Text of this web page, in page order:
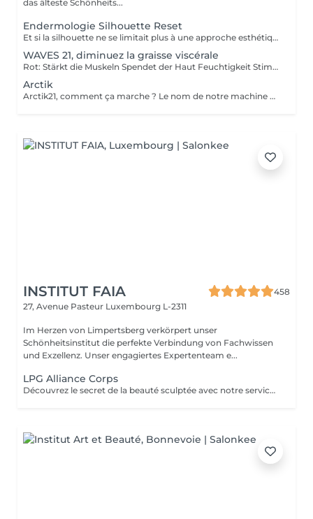
das älteste Schönheits...
Endermologie Silhouette Reset
Et si la silhouette ne se limitait plus à une approche esthétique, mais s'envisageait à travers le prisme du bien-être global ? Avec Silhouette Reset, LPG® dévoile un nouveau soin signature endermologie® qui réinvente les codes de la minceur en intégrant pleinement les interactions corps-esprit. Conçu comme un véritable reset corporel, ce protocole de 55 minutes agit sur les tensions nerveuses, stimule les circulations et accompagne la libération des déséquilibres liés au stress, au sommeil et à la digestion. Dans un contexte où ces facteurs influencent directement l'harmonie corporelle, le soin vise à restaurer un fonctionnement physiologique plus fluide et équilibré. Au cur du protocole, la technologie CELLU M6 INFINITY® s'associe à un modelage manuel expert, créant une synergie entre stimulation mécanique de précision et approche sensorielle. Cette double action permet une prise en charge à la fois ciblée et globale des tissus et des volumes. Fruit de plus de 40 ans d'expertise, Silhouette Reset illustre l'émergence d'une nouvelle esthétique thérapeutique : une minceur qui n'est plus une finalité isolée, mais la conséquence visible d'un mieux-être profond et durable. Disponible exclusivement dans les centres équipés CELLU M6 INFINITY®, le nouveau soin Silhouette Reset est à découvrir dès maintenant.
WAVES 21, diminuez la graisse viscérale
Rot: Stärkt die Muskeln Spendet der Haut Feuchtigkeit Stimuliert die Abwehrkräfte Waves 21 erweitert das Gerätesortiment und vervollständigt die Anwendungsmöglichkeiten. Neben der bekannten Kältebehandlung und den Farbeffekten wurde eine einzigartige Behandlung hinzugefügt. Diese Behandlung arbeitet mit einer vom Körper gut wahrgenommenen Wellenform und speziellen Frequenzen, die mit den vom Körper bei verschiedenen täglichen Aktivitäten abgegebenen Frequenzen synergetisch interagieren. Wohlbefinden stellt sich daher nicht nur physisch im Bereich der Schönheitsprobleme ein, sondern auch energetisch, mit einem starken Gefühl der inneren Wiederherstellung des Gleichgewichts, das alle Körperfunktionen Tag für Tag verbessert und stärkt. Die kombinierte Wirkung der beiden Techniken ermöglicht es uns, bereits ab der ersten Anwendung sichtbare und spürbare Ergebnisse zu erzielen auf angenehme und nicht-invasive Weise.
Arctik
Arctik21, comment ça marche ? Le nom de notre machine est particulièrement représentatif de son fonctionnement. Il provient du cercle polaire arctique, le seul endroit au monde où deux grands phénomènes naturels se côtoient malgré leur caractère opposé : le soleil de minuit et les glaces éternelles. De la même manière, lArctik21 allie le chaud et le froid en associant des infrarouges et une température pouvant aller jusquà -20° C. Dans quels traitements esthétiques lArctik21 intervient ? Les effets de notre machine sont particulièrement visibles lors des traitements esthétiques suivants : Adiposité localisée-Cellulite-Drainage lymphatique et veineux-Remodelage et tonification-Vieillissement prématuré de la peau-Vergetures-Relâchement des tissus- Actions: Atténuer les sensations de mal-être-Réduire les gonflements-Bloquer les impulsions nerveuses désagréables provenant des articulations et des muscles- Induire une vidange progressive des cellules adipeuses par induction du processus dapoptose, avec un effet de remodelage local et lélimination des lipides dans la zone traitée Améliorer les capillaires, lhypoderme, le derme et la musculature grâce à lélimination des résidus métaboliques et du stress accumulé Stimuler laction des fibroblastes en augmentant la synthèse reproductive de nouvelles fibres de collagène et délastine, avec une augmentation évidente de la densité dermique et un raffermissement cutané progressif
INSTITUT FAIA
458
27, Avenue Pasteur Luxembourg L-2311
Im Herzen von Limpertsberg verkörpert unser
Schönheitsinstitut die perfekte Verbindung von Fachwissen
und Exzellenz. Unser engagiertes Expertenteam e...
LPG Alliance Corps
Découvrez le secret de la beauté sculptée avec notre service LPG Endermologie. Cette technologie de pointe est votre alliée pour une silhouette redessinée et une peau radieuse. Les soins Endermologie stimulent naturellement la production de collagène et d'élastine, réduisent l'aspect de la cellulite et raffermissent votre peau. Les résultats sont visibles dès les premières séances, vous laissant avec une confiance et une élégance accrues. Révélez votre beauté intérieure avec une silhouette plus harmonieuse. Optez pour le bien-être et la beauté, choisissez LPG Endermologie dès aujourd'hui.